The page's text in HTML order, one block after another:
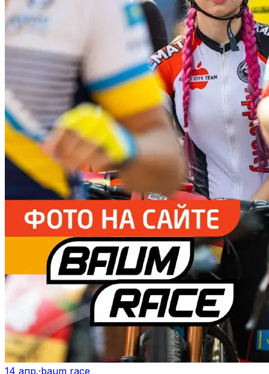
14 апр.·baum race